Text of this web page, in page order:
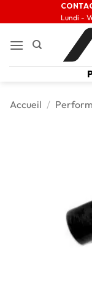
Lundi -
Accueil /